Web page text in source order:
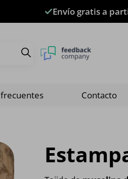
Envío gratis a
Contacto